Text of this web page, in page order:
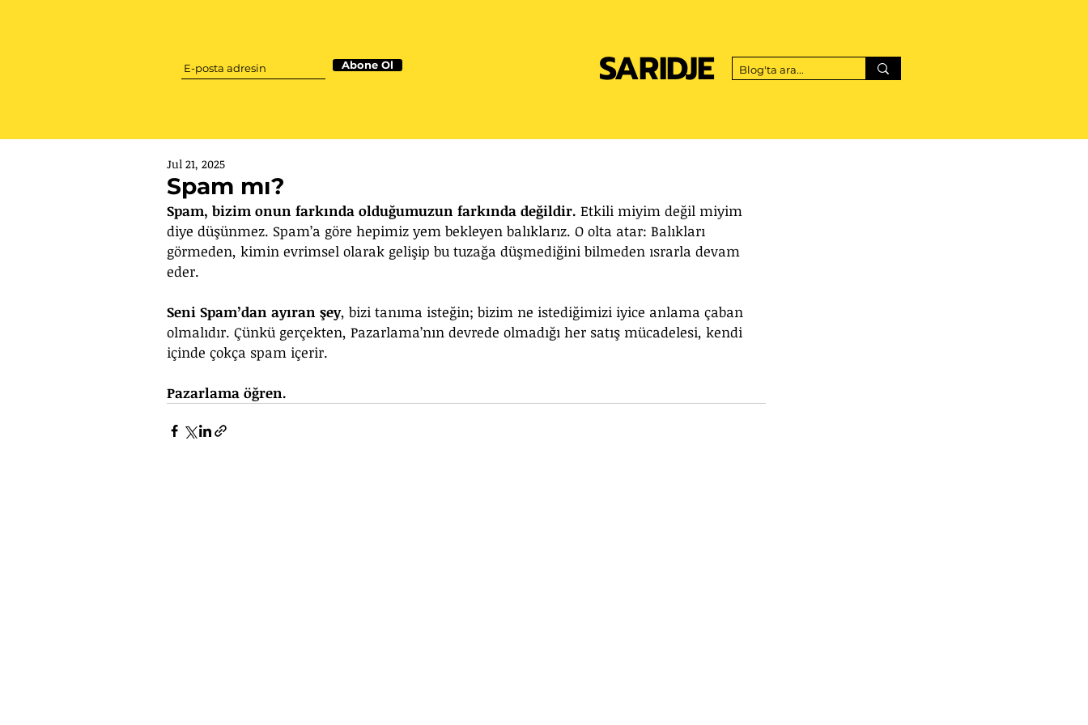
Abone Ol SARIDJE
Spam mı?
Jul 21, 2025
Spam, bizim onun farkında olduğumuzun farkında değildir. Etkili miyim değil miyim
diye düşünmez. Spam’a göre hepimiz yem bekleyen balıklarız. O olta atar: Balıkları
görmeden, kimin evrimsel olarak gelişip bu tuzağa düşmediğini bilmeden ısrarla devam
eder.
Seni Spam’dan ayıran şey, bizi tanıma isteğin; bizim ne istediğimizi iyice anlama çaban
olmalıdır. Çünkü gerçekten, Pazarlama’nın devrede olmadığı her satış mücadelesi, kendi
içinde çokça spam içerir.
Pazarlama öğren.